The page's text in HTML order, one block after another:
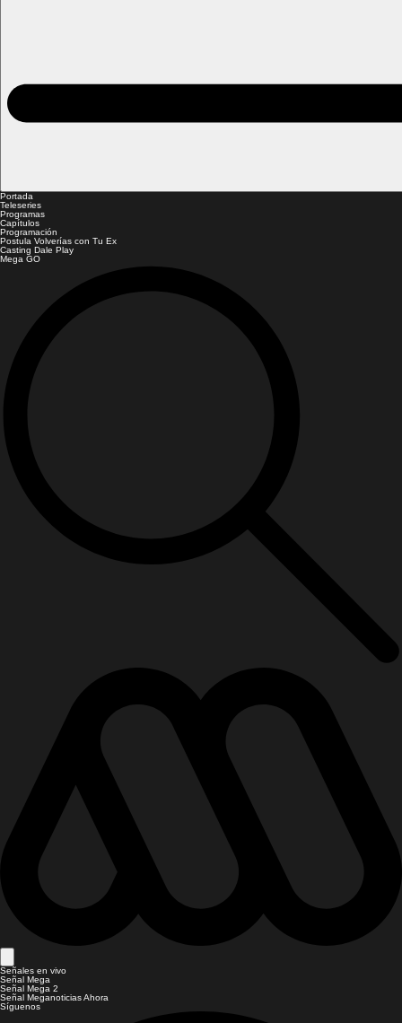
Portada
Teleseries
Programas
Capítulos
Programación
Postula Volverías con Tu Ex
Casting Dale Play
Mega GO
Señales en vivo
Señal Mega
Señal Mega 2
Señal Meganoticias Ahora
Síguenos